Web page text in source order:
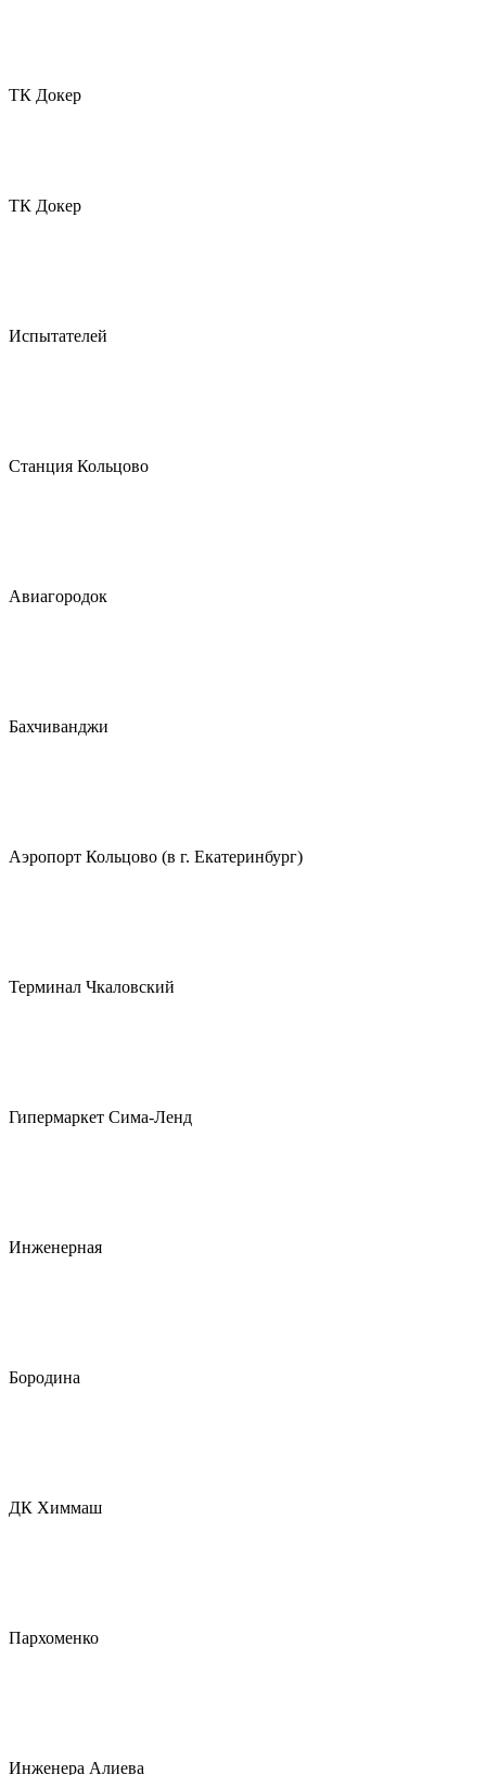
ТК Докер
ТК Докер
Испытателей
Станция Кольцово
Авиагородок
Бахчиванджи
Аэропорт Кольцово (в г. Екатеринбург)
Терминал Чкаловский
Гипермаркет Сима-Ленд
Инженерная
Бородина
ДК Химмаш
Пархоменко
Инженера Алиева